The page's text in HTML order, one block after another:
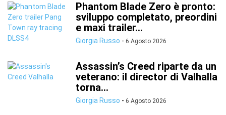
Phantom Blade Zero è pronto:
sviluppo completato, preordini
e maxi trailer...
Giorgia Russo - 6 Agosto 2026
Assassin’s Creed riparte da un
veterano: il director di Valhalla
torna...
Giorgia Russo - 6 Agosto 2026